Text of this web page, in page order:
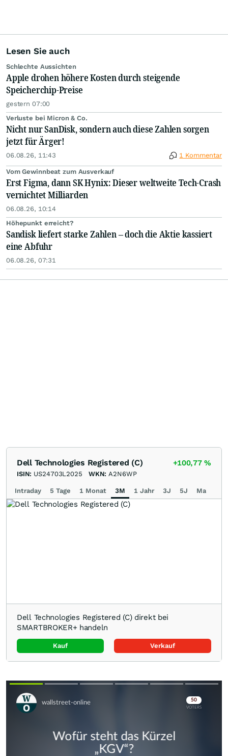
Lesen Sie auch
Schlechte Aussichten
Apple drohen höhere Kosten durch steigende
Speicherchip-Preise
gestern 07:00
Verluste bei Micron & Co.
Nicht nur SanDisk, sondern auch diese Zahlen sorgen
jetzt für Ärger!
06.08.26, 11:43 1 Kommentar
Vom Gewinnbeat zum Ausverkauf
Erst Figma, dann SK Hynix: Dieser weltweite Tech-Crash
vernichtet Milliarden
06.08.26, 10:14
Höhepunkt erreicht?
Sandisk liefert starke Zahlen – doch die Aktie kassiert
eine Abfuhr
06.08.26, 07:31
Dell Technologies Registered (C) +100,77%
ISIN: US24703L2025 WKN: A2N6WP
Intraday 5 Tage 1 Monat 3M 1 Jahr 3J 5J Max
Dell Technologies Registered (C) direkt bei
SMARTBROKER+ handeln
Kauf Verkauf
Skip